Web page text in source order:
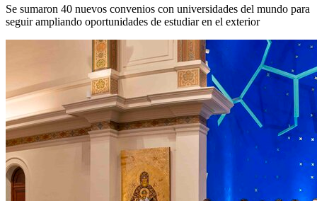
Se sumaron 40 nuevos convenios con universidades del mundo para
seguir ampliando oportunidades de estudiar en el exterior